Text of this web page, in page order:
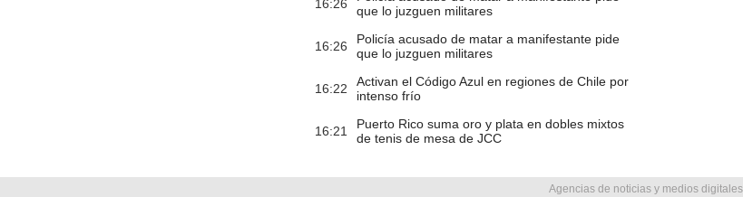
16:26
que lo juzguen militares
16:26
Policía acusado de matar a manifestante pide
que lo juzguen militares
16:22
Activan el Código Azul en regiones de Chile por
intenso frío
16:21
Puerto Rico suma oro y plata en dobles mixtos
de tenis de mesa de JCC
Agencias de noticias y medios digitales